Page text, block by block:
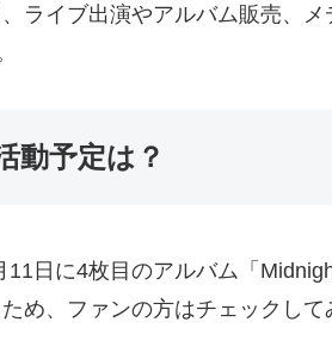
ライブ出演やアルバム販売、
動予定は？
日に4枚目のアルバム「
め、ファンの方はチェックして